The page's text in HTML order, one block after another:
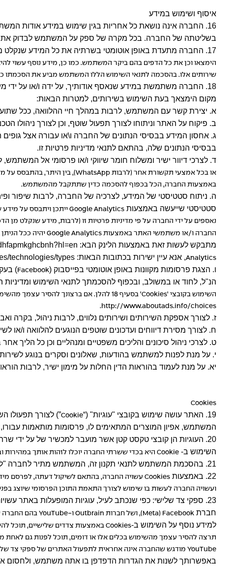
איסוף ושימוש במידע
16. החברה אינה נושאת כל אחריות בגין שימוש במידע אודות
בשליטתה של החברה. בכל מקרה של ספק על המשתמש לבדוק את
17. החברה מתעדת באופן אוטומטי בשרתיה את כל המידע שנקלט מן הדפדפן/טלפון סלולארי שברשות המשתמש ו/או כל מכשיר אחר (להלן: "מכשיר"), ובכלל זה כתובת ה-
הימצאו וכן את כל הדפים בהם ביקר המשתמש. כמו כן, מידע נוסף עשוי
שירותים אלו. בהסכמה לתנאי השימוש הללו המשתמש מביע את הסכמתו כי
18. החברה משתמשת במידע שנאסף אודותיך, על ידה ו/או על ידי
מקום הימצאך בעת השימוש בשירותים, למטרות הבאות:
א. יצירת קשר עם המשתמש, לרבות במהלך חיי ההלוואה, ככל
ב. פיקוח על האתר וניתוחו לצורך תפעול שוטף, וכן לצורך ניהולו
ג. אחסון המידע בבסיסי הנתונים של החברה ו\או עבורה אצל
בבסיסי הנתונים שלה, בהתאם לתנאי מדיניות פרטיות זו.
ד. לצרכי דיוור ישיר ומשלוח חומר שיווקי ו/או פרסומי אל
או בכל אמצעי תקשורת אחר (לרבות WhatsApp), בין היתר, בהתבסס על
באמצעות החברה, הכל בכפוף להסכמה כדין שתתקבל מהמשתמש.
ה. ניתוח סטטיסטי של המידע, לצרכיה של החברה, לרבות שיפור
סטטיסטי שייעשה באמצעות Google Analytics ייתכן ויתבסס על
נאספים על ידי החברה על פי מדיניות פרטיות זו (לרבות, מידע שנקלט
החברה ו/או משתמשי האתר באמצעות Google Analytics יהיה ככל
מתבקש לעשות זאת באמצעות הלינק הבא:
Analytics, אנא עיין ישירות בכתובות הבאות: technologies/types
ו. הצגת פרסומות מקוונות באופן אוטומטי בפייסבוק (Facebook
)
הנ"ל, לחוד או במשולב, ובכפוף להסכמתך לתנאי השימוש
השימוש בקובצי 'Cookies' בסעיף 18 להלן. אם ברצונך להסיר עצמך מהשימוש בכלים אלו או דומים, ניתן לשנות את ההגדרות בדפדפן שלך, לחסום שימושים מסוג זה או בכלל או לפנות לנוחיותך לכתובת שלהלן:
http://www.aboutads.info/choices
.
ז. לצורך אספקת השירותים ושירותים נלווים, לרבות ניהול, בקרה
ח. לצורך מסירת דיווחים ועדכונים שוטפים הנוגעים להלוואה ו/
ט. לצרכי ניהול סיכונים והליכים משפטיים ומנהליים וכן כל הליך
י. על מנת לפנות למשתמש בהודעות, שאלונים וסקרים בנוגע
יא. על מנת לעמוד בהוראות הדין החלות על מימון ישיר, לרבות
Cookies
19. האתר עושה שימוש בקובצי "עוגיות" (“ Cookie”) לצורך תפעולו
המשתמש, אפיון המוצרים המתאימים לו, פרסומות מותאמות
20. העוגיות הן קובצי טקסט קטן אשר מועבר למכשיר של על ידי
השימוש ב- Cookie היא בכדי ששרתי החברה יוכלו לזהות אותך
21. בהסכמת המשתמש לתנאי תקנון זה, המשתמש מתיר לחברה "להשתיל"
22. באמצעות Cookies עשויה החברה, בהתאם לשיקול דעתה, לפרסם
ועשויה החברה לעשות בו שימוש לצורך התאמת התוכן הפרסומי שיוצג
23. ספקי צד שלישי: כפי שנכתב לעיל, עוגיות המופעלות באתר עשויות להיות גם מטעם צד ג'. למשל, עוגיות של חברת
חברת Meta) Facebook ), ושל חברות Outbrain ו-YouTube בהם החברה
למידע נוסף על השימוש ב-Cookies באמצעות צדדים שלישיים, תוכל
תרצה להסיר עצמך מהשימוש בכלים אלו או דומים, תוכל לפנות גם לאחת
YouTube מודגש שהחברה אינה אחראית לתפעול האתרים של ספקי צד
באפשרותך לשנות את הגדרות הדפדפן בו אתה משתמש, ולחסום את